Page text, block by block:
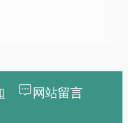
网站留言